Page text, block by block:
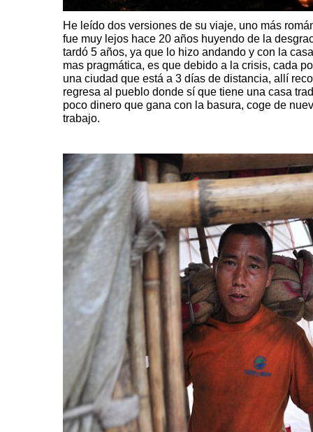
He leído dos versiones de su viaje, uno más
fue muy lejos hace 20 años huyendo de la
tardó 5 años, ya que lo hizo andando y con la
mas pragmática, es que debido a la crisis, cada
una ciudad que está a 3 días de distancia, allí
regresa al pueblo donde sí que tiene una casa
poco dinero que gana con la basura, coge de
trabajo.